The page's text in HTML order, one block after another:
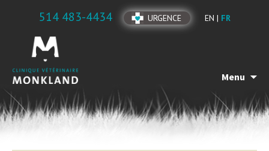
514 483-4434 URGENCE EN | FR
Menu